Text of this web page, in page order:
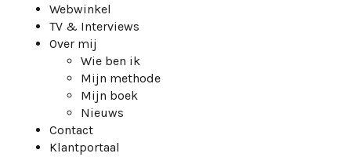
Webwinkel
TV & Interviews
Over mij
Wie ben ik
Mijn methode
Mijn boek
Nieuws
Contact
Klantportaal